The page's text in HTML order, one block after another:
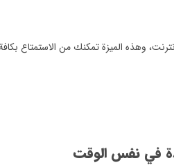
وهذه الميزة تمكنك من الاستمتاع
في نفس الوقت